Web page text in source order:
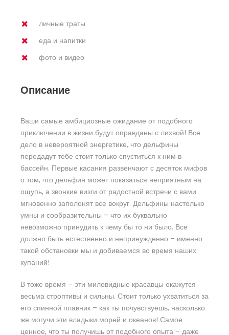
личные траты
еда и напитки
фото и видео
Описание
Ваши самые амбициозные ожидание от подобного
приключении в жизни будут оправданы с лихвой! Все
дело в невероятной энергетике, что дельфины
передадут тебе стоит только спуститься к ним в
бассейн. Первые касания развенчают с десяток мифов
о том, что дельфин может показаться неприятным на
ощупь, а звонкие визги от радостной встречи с вами
мгновенно заполонят все вокруг. Дельфины настолько
умны и сообразительны – что их буквально
невозможно принудить к чему бы то ни было. Все
должно быть естественно и непринужденно – именно
такой обстановки мы и добиваемся во время наших
купаний!
В тоже время – эти миловидные красавцы окажутся
весьма строптивы и сильны. Стоит только ухватиться за
его спинной плавник – как ты почувствуешь, насколько
же могучи эти владыки морей и океанов! Самое
ценное, что ты получишь от подобного опыта – даже